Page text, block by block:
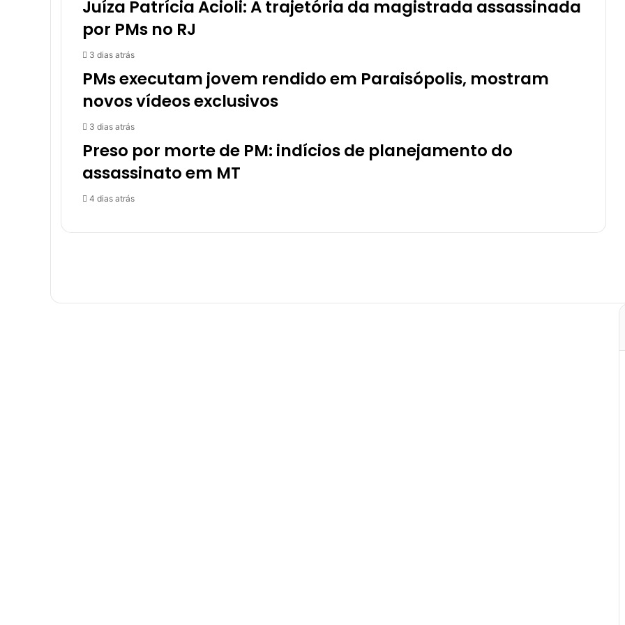
Juíza Patrícia Acioli: A trajetória da magistrada assassinada
por PMs no RJ
3 dias atrás
PMs executam jovem rendido em Paraisópolis, mostram
novos vídeos exclusivos
3 dias atrás
Preso por morte de PM: indícios de planejamento do
assassinato em MT
4 dias atrás